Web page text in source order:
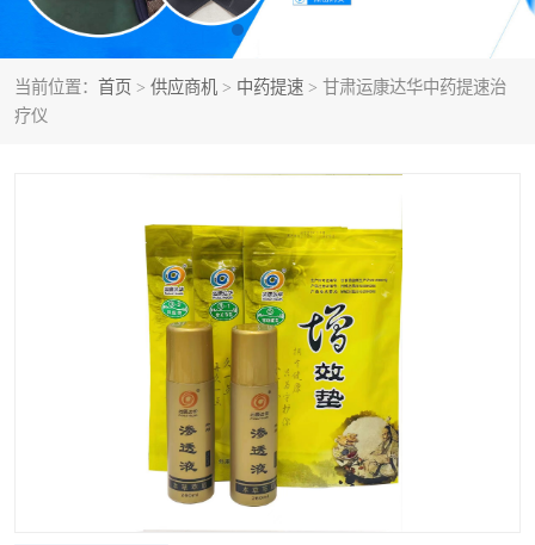
当前位置： 首页 > 供应商机 > 中药提速 > 甘肃运康达华中药提速治
疗仪
**腺治疗仪